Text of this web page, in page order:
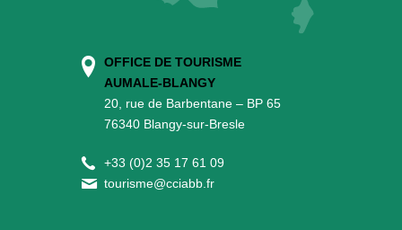
OFFICE DE TOURISME
AUMALE-BLANGY
20, rue de Barbentane – BP 65
76340 Blangy-sur-Bresle
+33 (0)2 35 17 61 09
tourisme@cciabb.fr